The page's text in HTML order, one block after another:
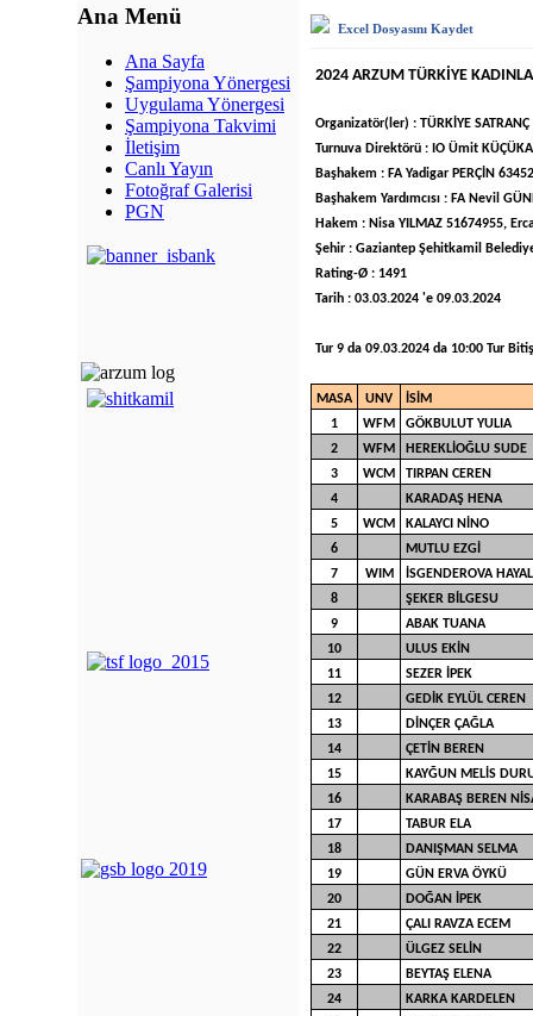
Ana Menü
Ana Sayfa
Şampiyona Yönergesi
Uygulama Yönergesi
Şampiyona Takvimi
İletişim
Canlı Yayın
Fotoğraf Galerisi
PGN
Excel Dosyasını Kaydet
2024 ARZUM TÜRKİYE
Organizatör(ler) : TÜRKİYE SATRANÇ
Turnuva Direktörü : IO Ümit
Başhakem : FA Yadigar PERÇİN
Başhakem Yardımcısı : FA Nevil
Hakem : Nisa YILMAZ 51674955,
Şehir : Gaziantep Şehitkamil
Rating-Ø : 1491
Tarih : 03.03.2024 'e 09.03.2024
Tur 9 da 09.03.2024 da 10:00 Tur
MASA UNV
İSİM
1
WFM
GÖKBULUT YULIA
2
WFM
HEREKLİOĞLU SUDE
3
WCM
TIRPAN CEREN
4
KARADAŞ HENA
5
WCM
KALAYCI NİNO
6
MUTLU EZGİ
7
WIM
İSGENDEROVA
8
ŞEKER BİLGESU
9
ABAK TUANA
10
ULUS EKİN
11
SEZER İPEK
12
GEDİK EYLÜL CEREN
13
DİNÇER ÇAĞLA
14
ÇETİN BEREN
15
KAYĞUN MELİS
16
KARABAŞ BEREN
17
TABUR ELA
18
DANIŞMAN SELMA
19
GÜN ERVA ÖYKÜ
20
DOĞAN İPEK
21
ÇALI RAVZA ECEM
22
ÜLGEZ SELİN
23
BEYTAŞ ELENA
24
KARKA KARDELEN